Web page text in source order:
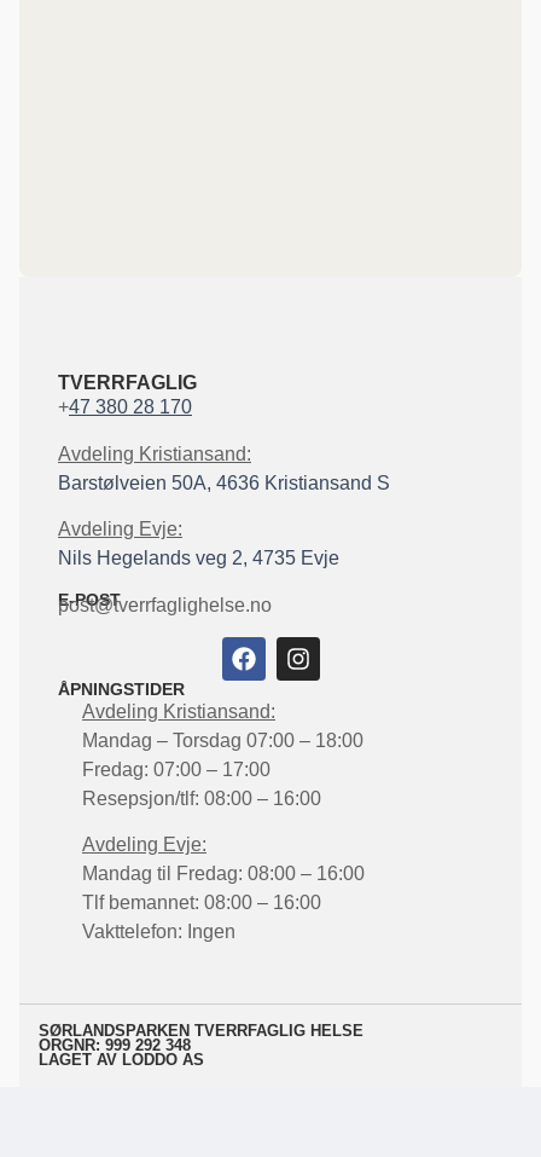
TVERRFAGLIG
+47 380 28 170
Avdeling Kristiansand:
Barstølveien 50A, 4636 Kristiansand S
Avdeling Evje:
Nils Hegelands veg 2, 4735 Evje
E-POST
post@tverrfaglighelse.no
ÅPNINGSTIDER
Avdeling Kristiansand:
Mandag – Torsdag 07:00 – 18:00
Fredag: 07:00 – 17:00
Resepsjon/tlf: 08:00 – 16:00
Avdeling Evje:
Mandag til Fredag: 08:00 – 16:00
Tlf bemannet: 08:00 – 16:00
Vakttelefon: Ingen
LAGET AV LODDO AS
SØRLANDSPARKEN TVERRFAGLIG HELSE
ORGNR: 999 292 348